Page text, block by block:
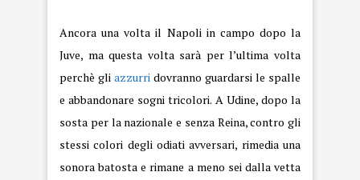
Ancora una volta il Napoli in campo dopo la
Juve, ma questa volta sarà per l’ultima volta
perchè gli azzurri dovranno guardarsi le spalle
e abbandonare sogni tricolori. A Udine, dopo la
sosta per la nazionale e senza Reina, contro gli
stessi colori degli odiati avversari, rimedia una
sonora batosta e rimane a meno sei dalla vetta